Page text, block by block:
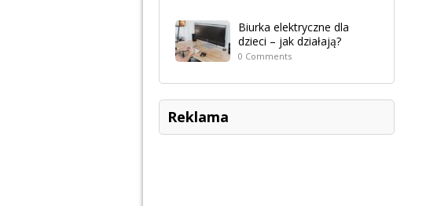
Biurka elektryczne dla
dzieci – jak działają?
0 Comments
Reklama